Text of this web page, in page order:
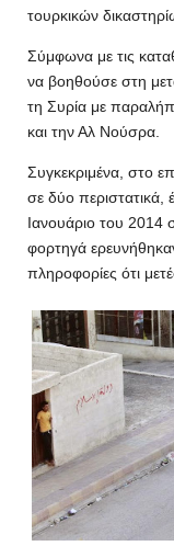
τουρκικών
Σύμφωνα με τις
να βοηθούσε στη
τη Συρία με
και την Αλ Νούσρα.
Συγκεκριμένα, στο
σε δύο περιστατικά,
Ιανουάριο του 2014
φορτηγά
πληροφορίες ότι